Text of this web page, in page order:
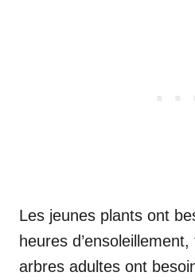
Les jeunes plants ont
heures
arbres adultes ont